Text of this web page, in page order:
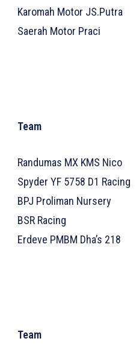
Karomah Motor JS.Putra
Saerah Motor Praci
Team
Randumas MX KMS Nico
Spyder YF 5758 D1 Racing
BPJ Proliman Nursery
BSR Racing
Erdeve PMBM Dha’s 218
Team